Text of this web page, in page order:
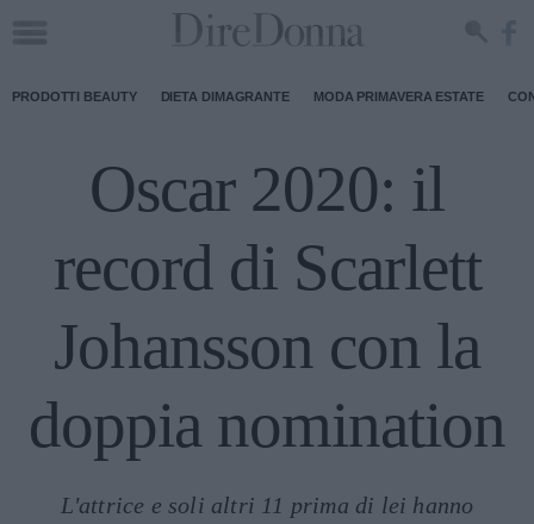
PRODOTTI BEAUTY DIETA DIMAGRANTE MODA PRIMAVERA ESTATE
Oscar 2020: il
record di Scarlett
Johansson con la
doppia nomination
L'attrice e soli altri 11 prima di lei hanno